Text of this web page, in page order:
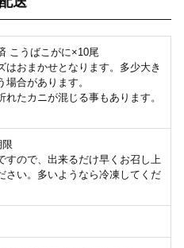
こうばこがに×10尾
はおまかせとなります。多少大き
場合があります。
れたカニが混じる事もあります。
すので、出来るだけ早くお召し上
さい。多いようなら冷凍してくだ